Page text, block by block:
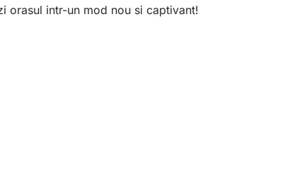
orasul intr-un mod nou si captivant!